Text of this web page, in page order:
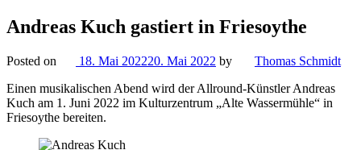
Andreas Kuch gastiert in Friesoythe
Posted on 18. Mai 202220. Mai 2022 by
Thomas Schmidt
Einen musikalischen Abend wird der Allround-Künstler Andreas
Kuch am 1. Juni 2022 im Kulturzentrum „Alte Wassermühle“ in
Friesoythe bereiten.